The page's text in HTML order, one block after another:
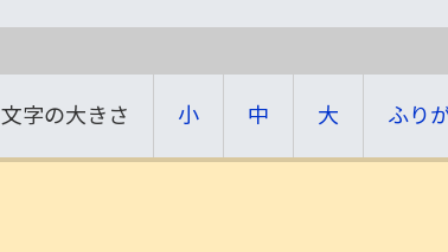
文字の大きさ 小 中 大 ふり